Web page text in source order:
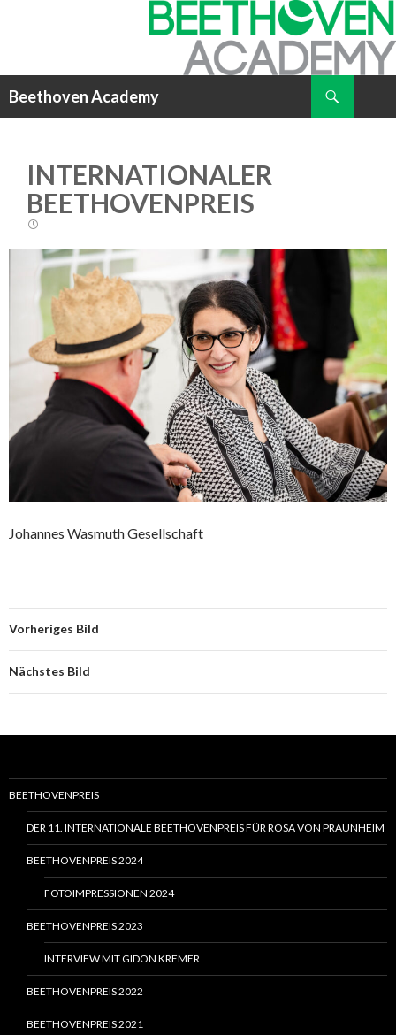
Beethoven Academy
INTERNATIONALER
BEETHOVENPREIS
Johannes Wasmuth Gesellschaft
Vorheriges Bild
Nächstes Bild
BEETHOVENPREIS
DER 11. INTERNATIONALE BEETHOVENPREIS FÜR ROSA VON PRAUNHEIM
BEETHOVENPREIS 2024
FOTOIMPRESSIONEN 2024
BEETHOVENPREIS 2023
INTERVIEW MIT GIDON KREMER
BEETHOVENPREIS 2022
BEETHOVENPREIS 2021